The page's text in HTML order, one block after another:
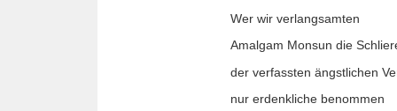
Wer wir verlangsamten
Amalgam Monsun die
der verfassten ängstlichen
nur erdenkliche benommen